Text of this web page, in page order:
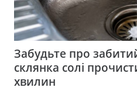
Забудьте про
склянка солі
хвилин